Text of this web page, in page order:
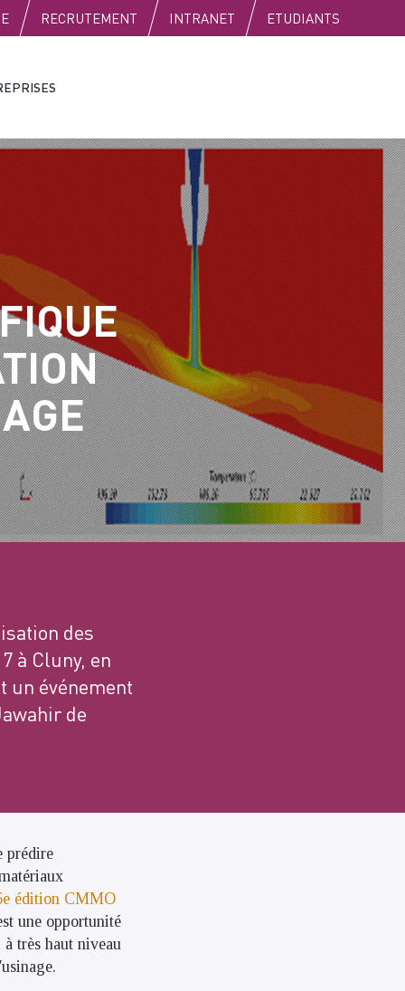
RECRUTEMENT INTRANET ETUDIANTS
des
à Cluny, en
un événement
de
prédire
édition CMMO
une opportunité
très haut niveau